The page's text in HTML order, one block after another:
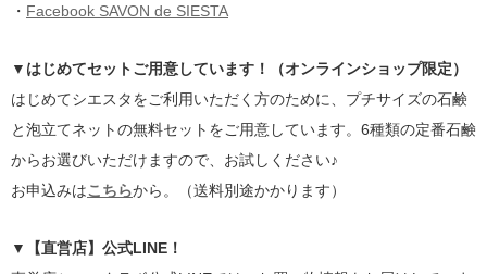
・ Facebook SAVON de SIESTA
▼はじめてセットご用意しています！（オンラインショップ限定）
はじめてシエスタをご利用いただく方のために、プチサイズの石鹸
と泡立てネットの無料セットをご用意しています。6種類の定番石鹸
からお選びいただけますので、お試しください♪
お申込みはこちらから。（送料別途かかります）
▼【直営店】公式LINE！